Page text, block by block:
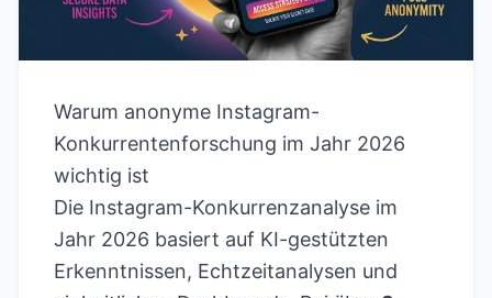
Warum anonyme Instagram-
Konkurrentenforschung im Jahr 2026
wichtig ist
Die Instagram-Konkurrenzanalyse im
Jahr 2026 basiert auf KI-gestützten
Erkenntnissen, Echtzeitanalysen und